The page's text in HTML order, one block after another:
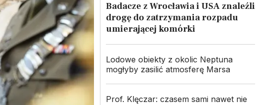
Badacze z Wrocławia i USA znaleźli
drogę do zatrzymania rozpadu
umierającej komórki
Lodowe obiekty z okolic Neptuna
mogłyby zasilić atmosferę Marsa
Prof. Klęczar: czasem sami nawet nie